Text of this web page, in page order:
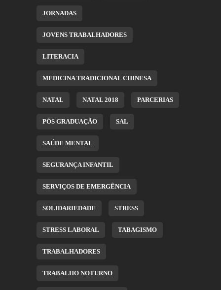
JORNADAS
JOVENS TRABALHADORES
LITERACIA
MEDICINA TRADICIONAL CHINESA
NATAL NATAL 2018 PARCERIAS
PÓS GRADUAÇÃO SAL
SAÚDE MENTAL
SEGURANÇA INFANTIL
SERVIÇOS DE EMERGÊNCIA
SOLIDARIEDADE STRESS
STRESS LABORAL TABAGISMO
TRABALHADORES
TRABALHO NOTURNO